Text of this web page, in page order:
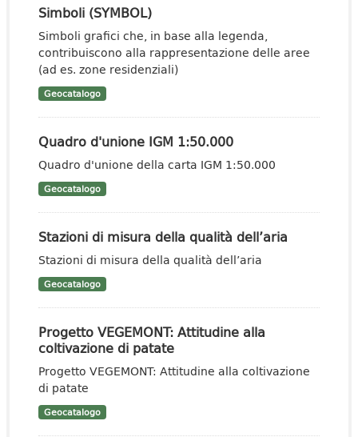
Simboli (SYMBOL)
Simboli grafici che, in base alla legenda,
contribuiscono alla rappresentazione delle aree
(ad es. zone residenziali)
Geocatalogo
Quadro d'unione IGM 1:50.000
Quadro d'unione della carta IGM 1:50.000
Geocatalogo
Stazioni di misura della qualità dell’aria
Stazioni di misura della qualità dell’aria
Geocatalogo
Progetto VEGEMONT: Attitudine alla
coltivazione di patate
Progetto VEGEMONT: Attitudine alla coltivazione
di patate
Geocatalogo